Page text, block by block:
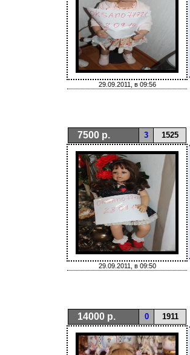
29.09.2011, в 09:56
7500 р. 3 1525
29.09.2011, в 09:50
14000 р. 0 1911